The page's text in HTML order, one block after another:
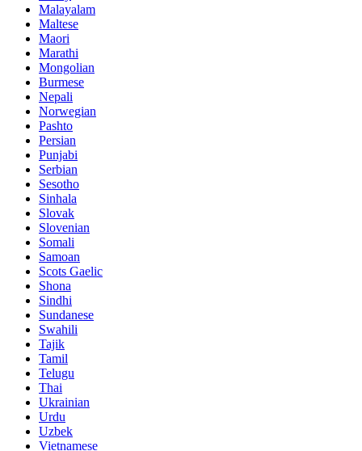
Malayalam
Maltese
Maori
Marathi
Mongolian
Burmese
Nepali
Norwegian
Pashto
Persian
Punjabi
Serbian
Sesotho
Sinhala
Slovak
Slovenian
Somali
Samoan
Scots Gaelic
Shona
Sindhi
Sundanese
Swahili
Tajik
Tamil
Telugu
Thai
Ukrainian
Urdu
Uzbek
Vietnamese